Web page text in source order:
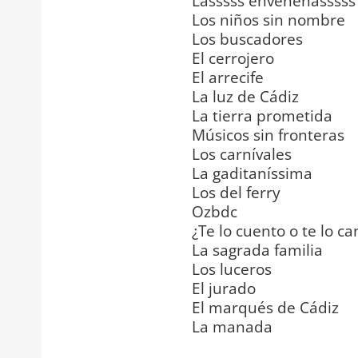
Los niños sin nombre
Los buscadores
El cerrojero
El arrecife
La luz de Cádiz
La tierra prometida
Músicos sin fronteras
Los carnívales
La gaditaníssima
Los del ferry
Ozbdc
¿Te lo cuento o te lo
La sagrada familia
Los luceros
El jurado
El marqués de Cádiz
La manada